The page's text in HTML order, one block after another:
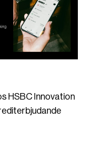
HSBC Innovation